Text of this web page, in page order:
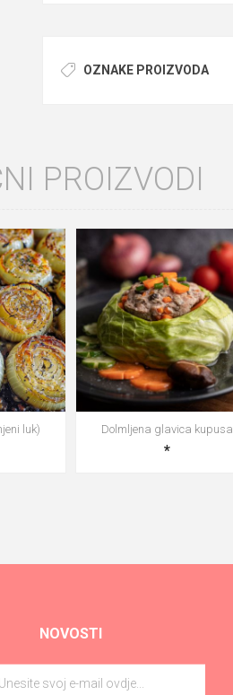
OZNAKE PROIZVODA
PROIZVODI
luk) Dolmljena glavica kupusa
*
NOVOSTI